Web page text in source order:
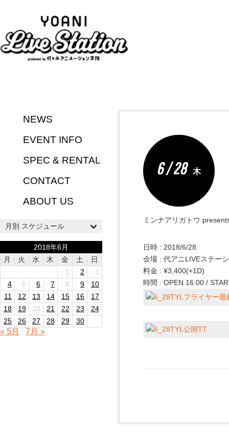
NEWS
EVENT INFO
SPEC & RENTAL
CONTACT
ABOUT US
月別 スケジュール
2018年6月
月
火 水 木 金 土
日
1
2
3
4
5 6 7 8 9
10
11
12 13 14 15 16
17
18
19 20 21 22 23
24
25
26 27 28 29 30
« 5月 7月 »
6 / 28 木
ミンナアリガトウ
日時 : 2018/6/28
会場 : 代アニLIVEステー
料金 : ¥3,400(+1D)
時間 : OPEN 16:00 /